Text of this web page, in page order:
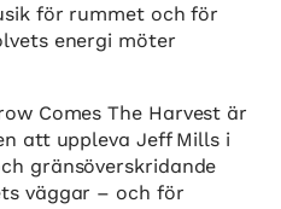
för rummet och för
energi möter
Comes The Harvest är
att uppleva Jeff Mills i
gränsöverskridande
väggar – och för